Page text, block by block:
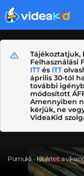
Tájékoztatjuk,
Felhasználási
ITTés ITT
április 30-tól
további
módosított
Amennyiben
kérjük, ne
VideaKid